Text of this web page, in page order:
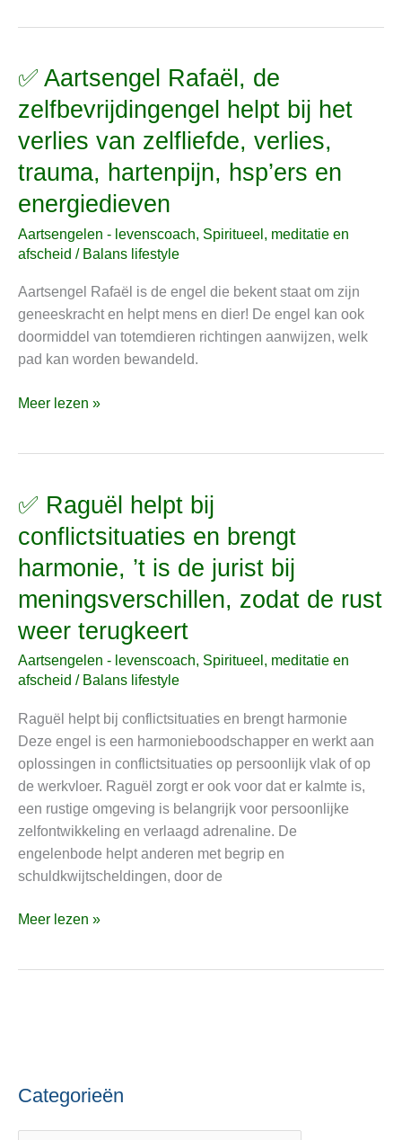
✅ Aartsengel Rafaël, de
zelfbevrijdingengel helpt bij het
verlies van zelfliefde, verlies,
trauma, hartenpijn, hsp’ers en
energiedieven
Aartsengelen - levenscoach, Spiritueel, meditatie en
afscheid / Balans lifestyle
Aartsengel Rafaël is de engel die bekent staat om zijn
geneeskracht en helpt mens en dier! De engel kan ook
doormiddel van totemdieren richtingen aanwijzen, welk
pad kan worden bewandeld.
✅
Rafaël,
de
zelfbevrijdingengel
helpt
bij
het
verlies
zelfliefde,
verlies,
trauma,
hartenpijn,
en
Meer lezen »
✅ Raguël helpt bij
conflictsituaties en brengt
harmonie, ’t is de jurist bij
meningsverschillen, zodat de rust
weer terugkeert
Aartsengelen - levenscoach, Spiritueel, meditatie en
afscheid / Balans lifestyle
Raguël helpt bij conflictsituaties en brengt harmonie
Deze engel is een harmonieboodschapper en werkt aan
oplossingen in conflictsituaties op persoonlijk vlak of op
de werkvloer. Raguël zorgt er ook voor dat er kalmte is,
een rustige omgeving is belangrijk voor persoonlijke
zelfontwikkeling en verlaagd adrenaline. De
engelenbode helpt anderen met begrip en
schuldkwijtscheldingen, door de
✅
helpt
bij
conflictsituaties
en
brengt
harmonie,
’t
de
jurist
bij
meningsverschillen,
zodat
de
rust
weer
Meer lezen »
Categorieën
C
O